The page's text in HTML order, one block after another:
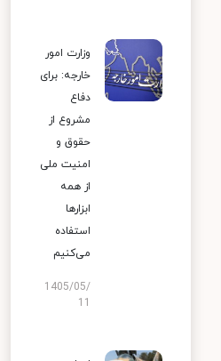
وزارت امور
خارجه: برای
دفاع
مشروع از
حقوق و
امنیت ملی
از همه
ابزارها
استفاده
می‌کنیم
1405/05/